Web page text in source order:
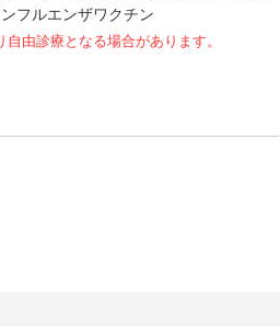
フルエンザワクチン
由診療となる場合があります。